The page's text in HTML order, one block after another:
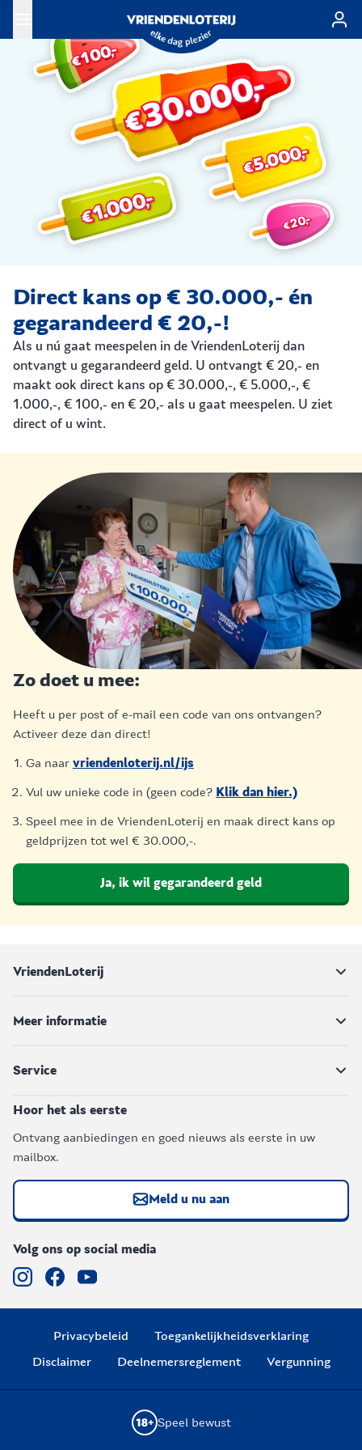
Ga naar de hoofdinhoud
Direct kans op € 30.000,- én
gegarandeerd € 20,-!
Als u nú gaat meespelen in de VriendenLoterij dan
ontvangt u gegarandeerd geld. U ontvangt € 20,- en
maakt ook direct kans op € 30.000,-, € 5.000,-, €
1.000,-, € 100,- en € 20,- als u gaat meespelen. U ziet
direct of u wint.
Zo doet u mee:
Heeft u per post of e-mail een code van ons ontvangen?
Activeer deze dan direct!
Ga naar vriendenloterij.nl/ijs
Vul uw unieke code in (geen code? Klik dan hier.)
Speel mee in de VriendenLoterij en maak direct kans op
geldprijzen tot wel € 30.000,-.
Ja, ik wil gegarandeerd geld
VriendenLoterij
Meer informatie
Service
Hoor het als eerste
Ontvang aanbiedingen en goed nieuws als eerste in uw
mailbox.
Meld u nu aan
Volg ons op social media
Privacybeleid
Toegankelijkheidsverklaring
Disclaimer
Deelnemersreglement Vergunning
Speel bewust